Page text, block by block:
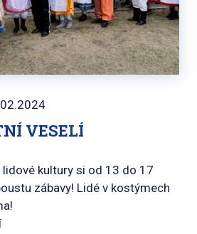
VESELÍ
kultury si od 13 do 17
zábavy! Lidé v kostýmech